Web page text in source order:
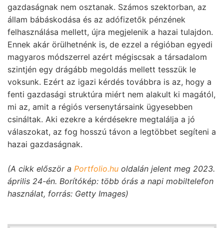
gazdaságnak nem osztanak. Számos szektorban, az
állam bábáskodása és az adófizetők pénzének
felhasználása mellett, újra megjelenik a hazai tulajdon.
Ennek akár örülhetnénk is, de ezzel a régióban egyedi
magyaros módszerrel azért mégiscsak a társadalom
szintjén egy drágább megoldás mellett tesszük le
voksunk. Ezért az igazi kérdés továbbra is az, hogy a
fenti gazdasági struktúra miért nem alakult ki magától,
mi az, amit a régiós versenytársaink ügyesebben
csináltak. Aki ezekre a kérdésekre megtalálja a jó
válaszokat, az fog hosszú távon a legtöbbet segíteni a
hazai gazdaságnak.
(A cikk először a Portfolio.hu oldalán jelent meg 2023.
április 24-én. Borítókép: több órás a napi mobiltelefon
használat, forrás: Getty Images)